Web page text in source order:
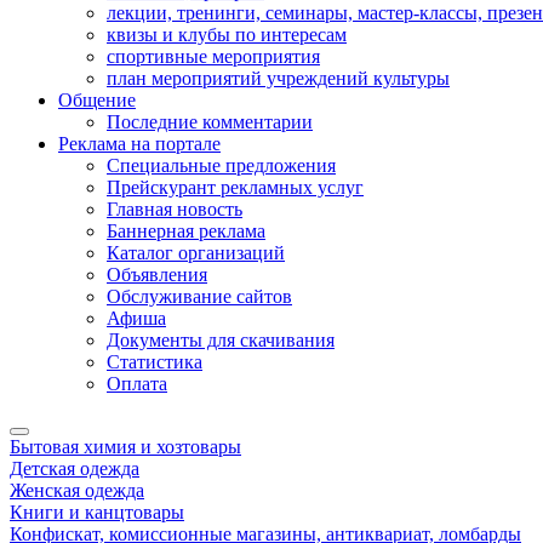
лекции, тренинги, семинары, мастер-классы,
квизы и клубы по интересам
спортивные мероприятия
план мероприятий учреждений культуры
Общение
Последние комментарии
Реклама на портале
Специальные предложения
Прейскурант рекламных услуг
Главная новость
Баннерная реклама
Каталог организаций
Объявления
Обслуживание сайтов
Афиша
Документы для скачивания
Статистика
Оплата
Бытовая химия и хозтовары
Детская одежда
Женская одежда
Книги и канцтовары
Конфискат, комиссионные магазины, антиквариат, ломбарды